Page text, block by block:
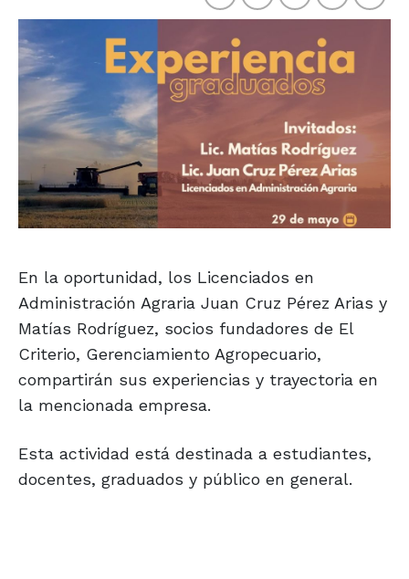
En la oportunidad, los Licenciados en
Administración Agraria Juan Cruz Pérez Arias y
Matías Rodríguez, socios fundadores de El
Criterio, Gerenciamiento Agropecuario,
compartirán sus experiencias y trayectoria en
la mencionada empresa.
Esta actividad está destinada a estudiantes,
docentes, graduados y público en general.